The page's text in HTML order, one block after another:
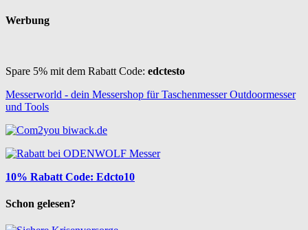
Werbung
Spare 5% mit dem Rabatt Code: edctesto
Messerworld - dein Messershop für Taschenmesser Outdoormesser
und Tools
10% Rabatt Code: Edcto10
Schon gelesen?